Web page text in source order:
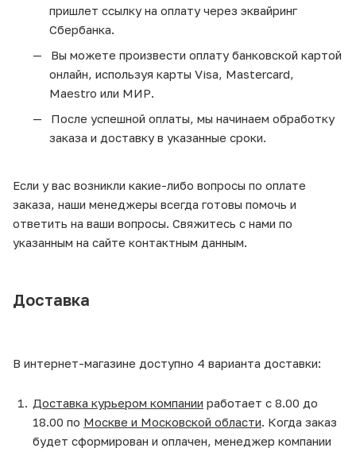
пришлет ссылку на оплату через эквайринг
Сбербанка.
Вы можете произвести оплату банковской картой
онлайн, используя карты Visa, Mastercard,
Maestro или МИР.
После успешной оплаты, мы начинаем обработку
заказа и доставку в указанные сроки.
Если у вас возникли какие-либо вопросы по оплате
заказа, наши менеджеры всегда готовы помочь и
ответить на ваши вопросы. Свяжитесь с нами по
указанным на сайте контактным данным.
Доставка
В интернет-магазине доступно 4 варианта доставки:
Доставка курьером компании работает с 8.00 до
18.00 по Москве и Московской области. Когда заказ
будет сформирован и оплачен, менеджер компании